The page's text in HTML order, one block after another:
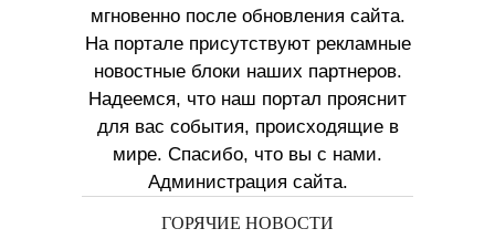
мгновенно после обновления сайта.
На портале присутствуют рекламные
новостные блоки наших партнеров.
Надеемся, что наш портал прояснит
для вас события, происходящие в
мире. Спасибо, что вы с нами.
Администрация сайта.
ГОРЯЧИЕ НОВОСТИ